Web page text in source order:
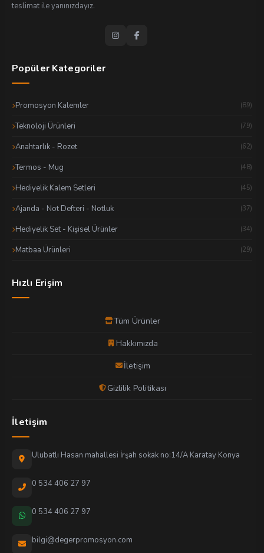
teslimat ile yanınızdayız.
Popüler Kategoriler
Promosyon Kalemler (89)
Teknoloji Ürünleri (79)
Anahtarlık - Rozet (62)
Termos - Mug (48)
Hediyelik Kalem Setleri (45)
Ajanda - Not Defteri - Notluk (37)
Hediyelik Set - Kişisel Ürünler (34)
Matbaa Ürünleri (29)
Hızlı Erişim
Tüm Ürünler
Hakkımızda
İletişim
Gizlilik Politikası
İletişim
Ulubatlı Hasan mahallesi İrşah sokak no:14/A Karatay Konya
0 534 406 27 97
0 534 406 27 97
bilgi@degerpromosyon.com